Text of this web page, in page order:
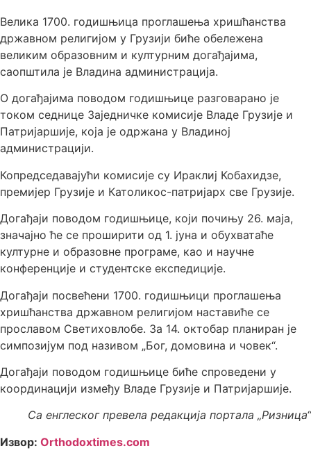
Велика 1700. годишњица проглашења хришћанства
државном религијом у Грузији биће обележена
великим образовним и културним догађајима,
саопштила је Владина администрација.
О догађајима поводом годишњице разговарано је
током седнице Заједничке комисије Владе Грузије и
Патријаршије, која је одржана у Владиној
администрацији.
Копредседавајући комисије су Ираклиј Кобахидзе,
премијер Грузије и Католикос-патријарх све Грузије.
Догађаји поводом годишњице, који почињу 26. маја,
значајно ће се проширити од 1. јуна и обухватаће
културне и образовне програме, као и научне
конференције и студентске експедиције.
Догађаји посвећени 1700. годишњици проглашења
хришћанства државном религијом наставиће се
прославом Светиховлобе. За 14. октобар планиран је
симпозијум под називом „Бог, домовина и човек“.
Догађаји поводом годишњице биће спроведени у
координацији између Владе Грузије и Патријаршије.
Са енглеског превела редакција портала „Ризница“
Извор: Оrthodoxtimes.com